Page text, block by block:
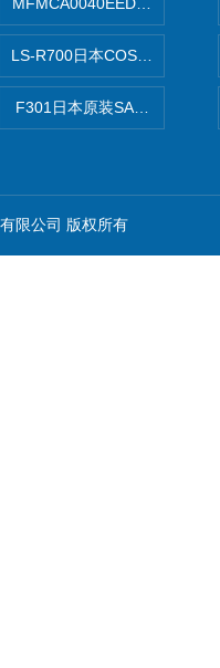
LS-R700日本COSMO科斯莫
F301日本原装SANAI三爱旋
限公司 版权所有